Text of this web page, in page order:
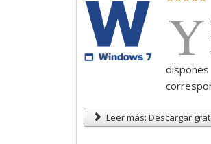
a
o
5
Y
Leer más: Descargar